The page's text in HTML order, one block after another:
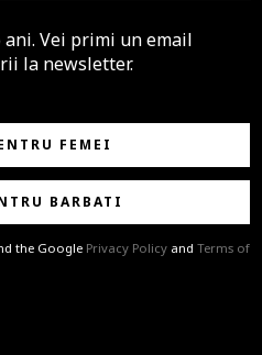
ani. Vei primi un email
la newsletter.
FEMEI
BARBATI
the Google Privacy Policy and Terms of